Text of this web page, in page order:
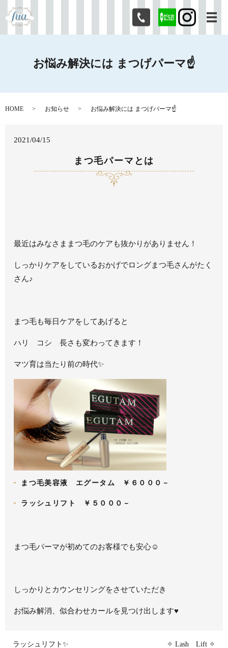
メ
お悩み解決には まつげパーマ☝
HOME お知らせ お悩み解決には まつげパーマ☝
2021/04/15
まつ毛パーマとは
最近はみなさままつ毛のケアも抜かりがありません！
しっかりケアをしているおかげでロングまつ毛さんがたく
さん♪
まつ毛も毎日ケアをしてあげると
ハリ コシ 長さも変わってきます！
マツ育は当たり前の時代✨
まつ毛美容液 エグータム ￥６０００－
ラッシュリフト ￥５０００－
まつ毛パーマが初めてのお客様でも安心☺
しっかりとカウンセリングをさせていただき
お悩み解消、似合わせカールを見つけ出します♥
ラッシュリフト✨ ✧ Lash Lift ✧